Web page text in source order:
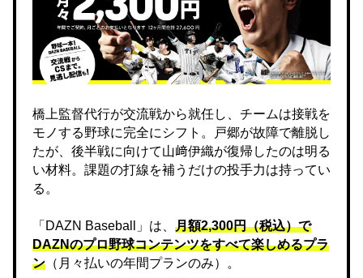
橋上監督代行が交流戦から就任し、チームは接戦を
モノする野球に完全にシフト。戸郷が故障で離脱し
たが、後半戦に向けて山﨑伊織が復帰したのは明る
い材料。課題の打線を補うだけの投手力は持ってい
る。
「DAZN Baseball」は、 月額2,300円（税込）で
DAZNのプロ野球コンテンツをすべて楽しめるプラ
ン （月々払いの年間プランのみ）。